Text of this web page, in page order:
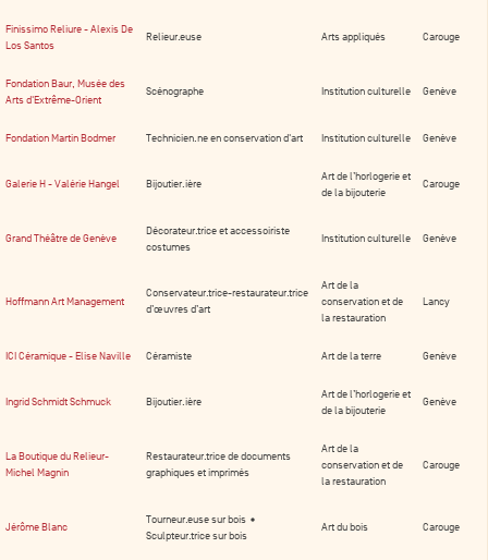
Finissimo Reliure - Alexis De
Los Santos
Relieur.euse Arts appliqués Carouge
Fondation Baur, Musée des
Arts d'Extrême-Orient
Scénographe Institution culturelle Genève
Fondation Martin Bodmer Technicien.ne en conservation d'art Institution culturelle Genève
Galerie H - Valérie Hangel Bijoutier.ière
Art de l’horlogerie et
de la bijouterie
Carouge
Grand Théâtre de Genève
Décorateur.trice et accessoiriste
costumes
Institution culturelle Genève
Hoffmann Art Management
Conservateur.trice-restaurateur.trice
d’œuvres d’art
Art de la
conservation et de
la restauration
Lancy
ICI Céramique - Elise Naville Céramiste Art de la terre Genève
Ingrid Schmidt Schmuck Bijoutier.ière
Art de l’horlogerie et
de la bijouterie
Genève
La Boutique du Relieur-
Michel Magnin
Restaurateur.trice de documents
graphiques et imprimés
Art de la
conservation et de
la restauration
Carouge
Jérôme Blanc
Tourneur.euse sur bois •
Sculpteur.trice sur bois
Art du bois Carouge